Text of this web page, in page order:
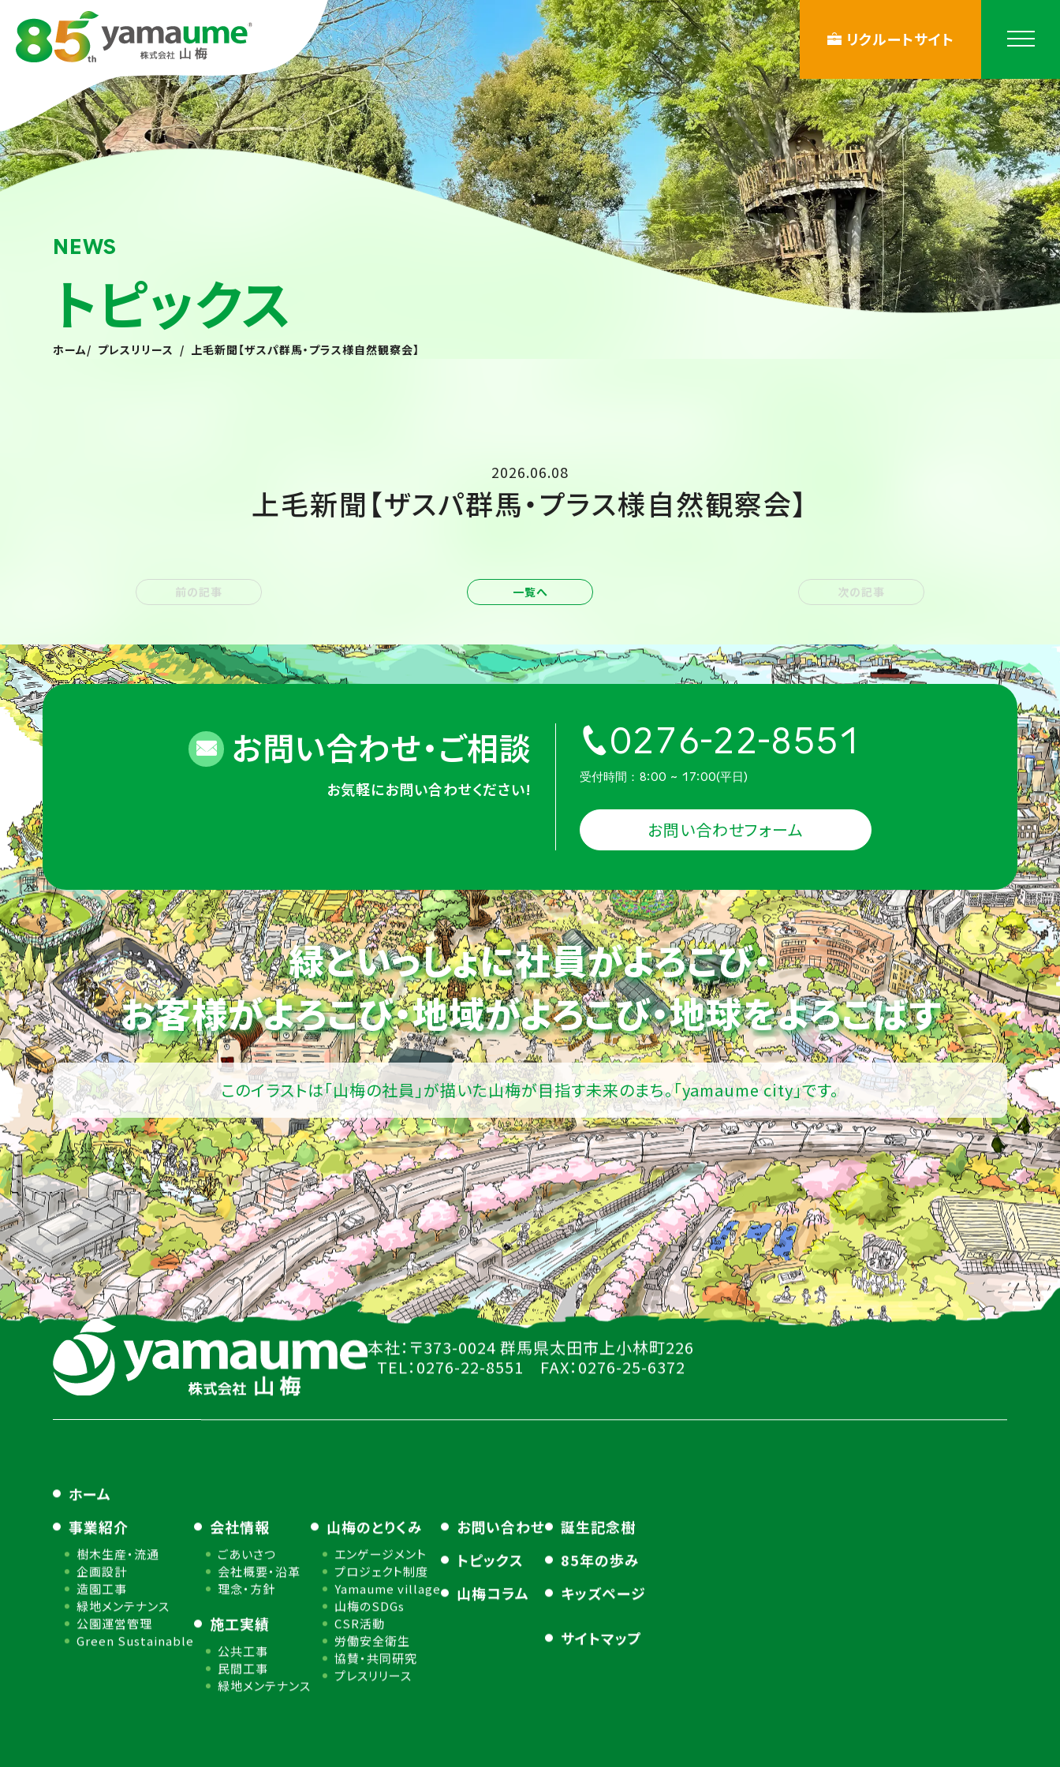
リクルートサイト
NEWS
トピックス
ホーム/ プレスリリース / 上毛新聞【ザスパ群馬・プラス様自然観察会】
2026.06.08
上毛新聞【ザスパ群馬・プラス様自然観察会】
前の記事 一覧へ 次の記事
お問い合わせ・ご相談
お気軽にお問い合わせください!
0276-22-8551
受付時間：8:00 ~ 17:00(平日)
お問い合わせフォーム
緑といっしょに社員がよろこび・
お客様がよろこび・地域がよろこび・地球をよろこばす
このイラストは「山梅の社員」が描いた山梅が目指す未来のまち。「yamaume city」です。
本社：〒373-0024 群馬県太田市上小林町226
TEL：0276-22-8551 FAX：0276-25-6372
ホーム
事業紹介
樹木生産・流通
企画設計
造園工事
緑地メンテナンス
公園運営管理
Green Sustainable
会社情報
ごあいさつ
会社概要・沿革
理念・方針
施工実績
公共工事
民間工事
緑地メンテナンス
山梅のとりくみ
エンゲージメント
プロジェクト制度
Yamaume village
山梅のSDGs
CSR活動
労働安全衛生
協賛・共同研究
プレスリリース
お問い合わせ
トピックス
山梅コラム
誕生記念樹
85年の歩み
キッズページ
サイトマップ